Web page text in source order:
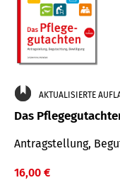
AKTUALISIERTE
Das
Antragstellung,
16,00 €